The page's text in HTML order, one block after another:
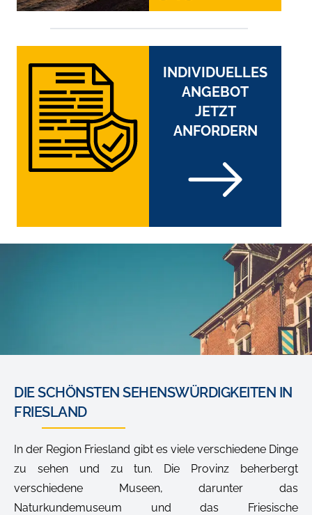
INDIVIDUELLES
ANGEBOT
JETZT
ANFORDERN
DIE SCHÖNSTEN SEHENSWÜRDIGKEITEN IN
FRIESLAND
In der Region Friesland gibt es viele verschiedene Dinge
zu sehen und zu tun. Die Provinz beherbergt
verschiedene Museen, darunter das
Naturkundemuseum und das Friesische